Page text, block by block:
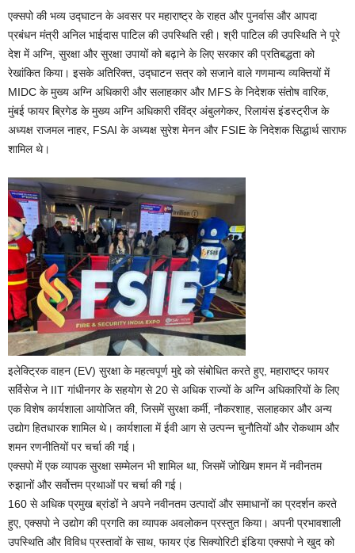
एक्सपो की भव्य उद्घाटन के अवसर पर महाराष्ट्र के राहत और पुनर्वास और आपदा
प्रबंधन मंत्री अनिल भाईदास पाटिल की उपस्थिति रही। श्री पाटिल की उपस्थिति ने पूरे
देश में अग्नि, सुरक्षा और सुरक्षा उपायों को बढ़ाने के लिए सरकार की प्रतिबद्धता को
रेखांकित किया। इसके अतिरिक्त, उद्घाटन सत्र को सजाने वाले गणमान्य व्यक्तियों में
MIDC के मुख्य अग्नि अधिकारी और सलाहकार और MFS के निदेशक संतोष वारिक,
मुंबई फायर ब्रिगेड के मुख्य अग्नि अधिकारी रविंद्र अंबुलगेकर, रिलायंस इंडस्ट्रीज के
अध्यक्ष राजमल नाहर, FSAI के अध्यक्ष सुरेश मेनन और FSIE के निदेशक सिद्धार्थ साराफ
शामिल थे।
इलेक्ट्रिक वाहन (EV) सुरक्षा के महत्वपूर्ण मुद्दे को संबोधित करते हुए, महाराष्ट्र फायर
सर्विसेज ने IIT गांधीनगर के सहयोग से 20 से अधिक राज्यों के अग्नि अधिकारियों के लिए
एक विशेष कार्यशाला आयोजित की, जिसमें सुरक्षा कर्मी, नौकरशाह, सलाहकार और अन्य
उद्योग हितधारक शामिल थे। कार्यशाला में ईवी आग से उत्पन्न चुनौतियों और रोकथाम और
शमन रणनीतियों पर चर्चा की गई।
एक्सपो में एक व्यापक सुरक्षा सम्मेलन भी शामिल था, जिसमें जोखिम शमन में नवीनतम
रुझानों और सर्वोत्तम प्रथाओं पर चर्चा की गई।
160 से अधिक प्रमुख ब्रांडों ने अपने नवीनतम उत्पादों और समाधानों का प्रदर्शन करते
हुए, एक्सपो ने उद्योग की प्रगति का व्यापक अवलोकन प्रस्तुत किया। अपनी प्रभावशाली
उपस्थिति और विविध प्रस्तावों के साथ, फायर एंड सिक्योरिटी इंडिया एक्सपो ने खुद को